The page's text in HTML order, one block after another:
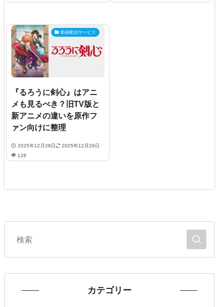
動画配信サービス
『るろうに剣心』はアニ
メも見るべき？旧TV版と
新アニメの違いを原作フ
ァン向けに整理
2025年12月28日
2025年12月29日
128
カテゴリー